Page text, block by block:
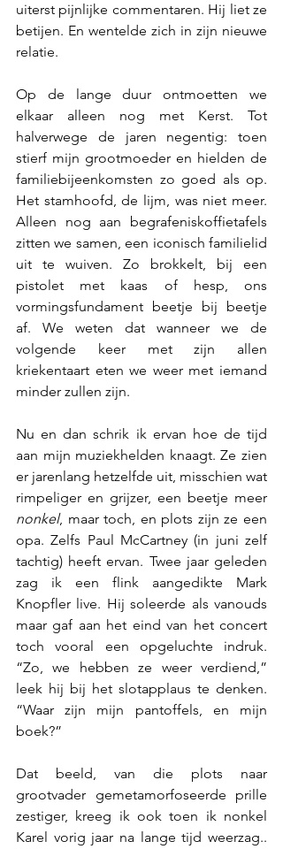
uiterst pijnlijke commentaren. Hij liet ze
betijen. En wentelde zich in zijn nieuwe
relatie.
Op de lange duur ontmoetten we
elkaar alleen nog met Kerst. Tot
halverwege de jaren negentig: toen
stierf mijn grootmoeder en hielden de
familiebijeenkomsten zo goed als op.
Het stamhoofd, de lijm, was niet meer.
Alleen nog aan begrafeniskoffietafels
zitten we samen, een iconisch familielid
uit te wuiven. Zo brokkelt, bij een
pistolet met kaas of hesp, ons
vormingsfundament beetje bij beetje
af. We weten dat wanneer we de
volgende keer met zijn allen
kriekentaart eten we weer met iemand
minder zullen zijn.
Nu en dan schrik ik ervan hoe de tijd
aan mijn muziekhelden knaagt. Ze zien
er jarenlang hetzelfde uit, misschien wat
nonkel, maar toch, en plots zijn ze een
opa. Zelfs Paul McCartney (in juni zelf
tachtig) heeft ervan. Twee jaar geleden
zag ik een flink aangedikte Mark
Knopfler live. Hij soleerde als vanouds
maar gaf aan het eind van het concert
toch vooral een opgeluchte indruk.
“Zo, we hebben ze weer verdiend,”
leek hij bij het slotapplaus te denken.
“Waar zijn mijn pantoffels, en mijn
boek?”
Dat beeld, van die plots naar
grootvader gemetamorfoseerde prille
zestiger, kreeg ik ook toen ik nonkel
Karel vorig jaar na lange tijd weerzag..